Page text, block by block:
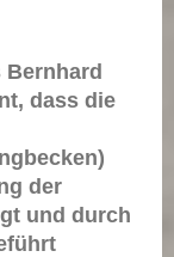
Bernhard
dass die
der
und durch